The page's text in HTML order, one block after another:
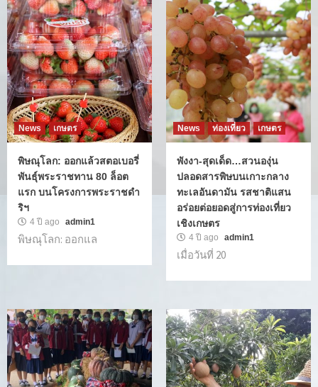
News เกษตร
พิษณุโลก: ออกแล้วสตอเบอรี่
พันธุ์พระราชทาน 80 ล็อต
แรก บนโครงการพระราชดำ
ริฯ
4 ปี ago admin1
พิษณุโลก: ออกแล
News ท่องเที่ยว เกษตร
พังงา-สุดเด็ด…สวนองุ่น
ปลอดสารพิษบนเกาะกลาง
ทะเลอันดามัน รสชาติแสน
อร่อยต่อยอดสู่การท่องเที่ยว
เชิงเกษตร
4 ปี ago admin1
เมื่อวันที่ 20